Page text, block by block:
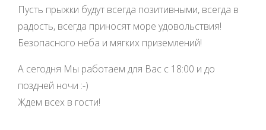
Пусть прыжки будут всегда позитивными, всегда в
радость, всегда приносят море удовольствия!
Безопасного неба и мягких приземлений!
А сегодня Мы работаем для Вас с 18:00 и до
поздней ночи :-)
Ждем всех в гости!